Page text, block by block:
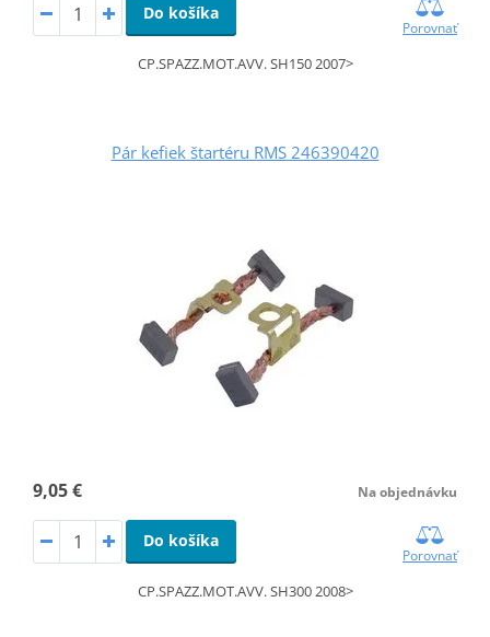
Do košíka
Porovnať
CP.SPAZZ.MOT.AVV. SH150 2007>
Pár kefiek štartéru RMS 246390420
9,05 € Na objednávku
Do košíka
Porovnať
CP.SPAZZ.MOT.AVV. SH300 2008>